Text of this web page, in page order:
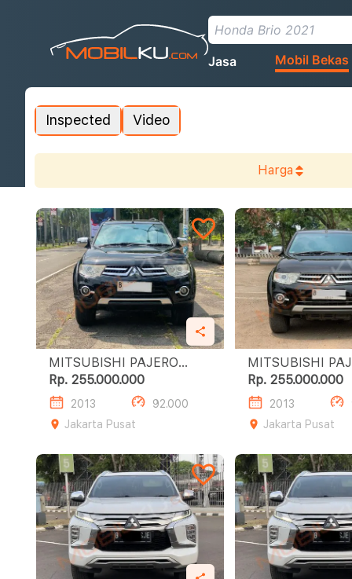
Jasa Mobil Bekas
Inspected Video
Harga
MITSUBISHI PAJERO
SPORT 2.4L DAKAR A/T
(4X2)
Rp. 255.000.000
2013
92.000
Jakarta Pusat
MITSUBISHI
SPORT 2.4L DAKAR A/T
(4X2)
Rp. 255.000.000
2013
Jakarta Pusat